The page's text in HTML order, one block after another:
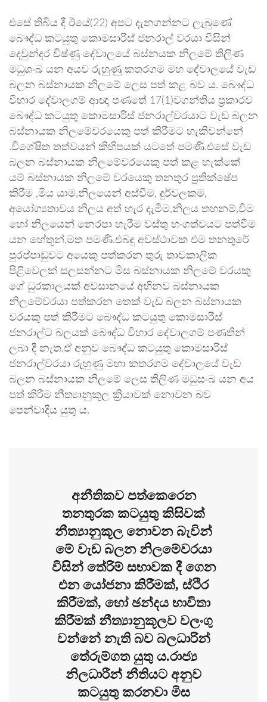
එසේ තිබිය දී ඊයේ(22) අපට දැනගන්නට ලැබුණේ
බෞද්ධ කටයුතු කොමසාරිස් ජනරාල් වරයා විසින්
දෙවුන්දර විෂ්ණු දේවාලයේ බස්නයක නිලමේ තිලිණ
මධුශංඛ යන අයව රුහුණු කතරගම මහ දේවාලයේ වැඩ
බලන බස්නායක නිලමේ ලෙස පත් කළ බව ය. බෞද්ධ
විහාර දේවාලගම් ආඥා පණතේ 17(1)වගන්තිය ප්‍රකාරව
බෞද්ධ කටයුතු කොමසාරිස් ජනරාල්වරයාට වැඩ බලන
බස්නායක නිලමේවරයෙකු පත් කිරීමට හැකිවන්නේ
.විශේෂිත තත්වයන් කිහිපයක් යටතේ පමණි.එසේ වැඩ
බලන බස්නායක නිලමේවරයෙකු පත් කළ හැක්කේ
යම් බස්නායක නිලමේ වරයෙකු තනතුර ප්‍රතික්ෂේප
කිරීම ,මිය යාම,නිලයෙන් අස්වීම, දුර්වලකම,
අයෝග්‍යතාවය නිලය අත් හැර දැමීම,නිලය තහනම්,වීම
හෝ නිලයෙන් නෙරපා හැරීම වස්තු භංගත්වයට පත්වීම
යන හේතූන්,මත පමණි.එබඳු අවස්ථාවක එම තනතුරේ
පුරප්පාඩුවට අයෙකු පත්කරන තුරු තාවකාලික
පිළිවෙලක් සලසන්නට මිස බස්නායක නිලමේ වරයකු
ගේ ධුරකාලයක් අවසානයේ අභිනව බස්නායක
නිලමේවරයා පත්කරන තෙක් වැඩ බලන බස්නායක
වරයකු පත් කිරීමට බෞද්ධ කටයුතු කොමසාරිස්
ජනරාල්ට බලයක් බෞද්ධ විහාර දේවාලගම් පණතින්
ලබා දී නැත.ඒ අනුව බෞද්ධ කටයුතු කොමසාරිස්
ජනරාල්වරයා රුහුණු මහා කතරගම දේවාලයේ වැඩ
බලන බස්නායක නිලමේ ලෙස තිලිණ මධුසංඛ යන අය
පත් කිරීම නීත්‍යානුකූල ක්‍රියාවක් නොවන බව
පෙන්වාදිය යුතු ය.
අනීතිකව පත්කෙරෙන
තනතුරක කටයුතු කිසිවක්
නීත්‍යානුකූල නොවන බැවින්
මේ වැඩ බලන නිලමේවරයා
විසින් තේරිම් සභාවක දී ගෙන
එන යෝජනා කිරීමක්, ස්ථිර
කිරීමක්, හෝ ඡන්දය භාවිතා
කිරීමක් නීත්‍යානුකූලව වලංගු
වන්නේ නැති බව බලධාරින්
තේරුම්ගත යුතු ය.රාජ්‍ය
නිලධාරීන් නීතියට අනුව
කටයුතු කරනවා මිස